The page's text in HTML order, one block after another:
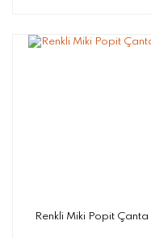
Renkli Miki Popit Çanta